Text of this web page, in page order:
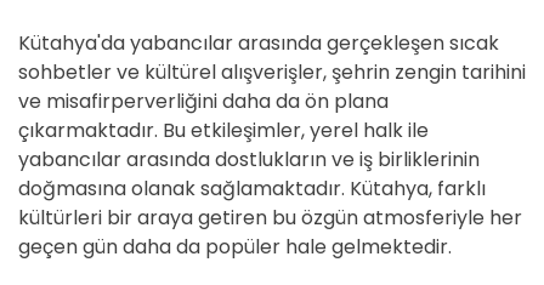
Kütahya'da yabancılar arasında gerçekleşen sıcak
sohbetler ve kültürel alışverişler, şehrin zengin tarihini
ve misafirperverliğini daha da ön plana
çıkarmaktadır. Bu etkileşimler, yerel halk ile
yabancılar arasında dostlukların ve iş birliklerinin
doğmasına olanak sağlamaktadır. Kütahya, farklı
kültürleri bir araya getiren bu özgün atmosferiyle her
geçen gün daha da popüler hale gelmektedir.